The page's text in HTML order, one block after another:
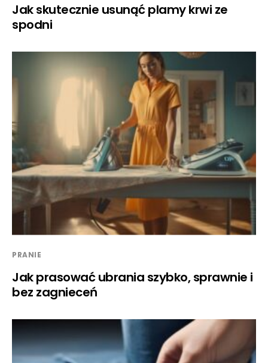
Jak skutecznie usunąć plamy krwi ze
spodni
PRANIE
Jak prasować ubrania szybko, sprawnie i
bez zagnieceń